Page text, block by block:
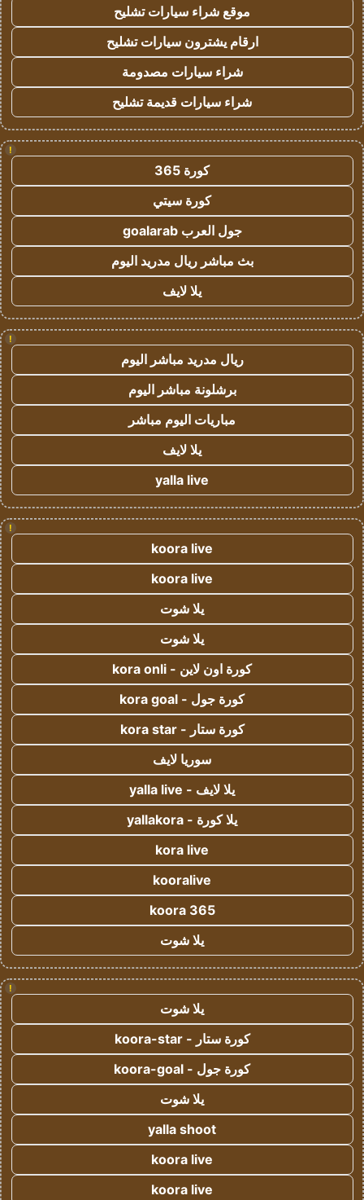
موقع شراء سيارات تشليح
ارقام يشترون سيارات تشليح
شراء سيارات مصدومة
شراء سيارات قديمة تشليح
!
كورة 365
كورة سيتي
جول العرب goalarab
بث مباشر ريال مدريد اليوم
يلا لايف
!
ريال مدريد مباشر اليوم
برشلونة مباشر اليوم
مباريات اليوم مباشر
يلا لايف
yalla live
!
koora live
koora live
يلا شوت
يلا شوت
كورة اون لاين - kora onli
كورة جول - kora goal
كورة ستار - kora star
سوريا لايف
يلا لايف - yalla live
يلا كورة - yallakora
kora live
kooralive
koora 365
يلا شوت
!
يلا شوت
كورة ستار - koora-star
كورة جول - koora-goal
يلا شوت
yalla shoot
koora live
koora live